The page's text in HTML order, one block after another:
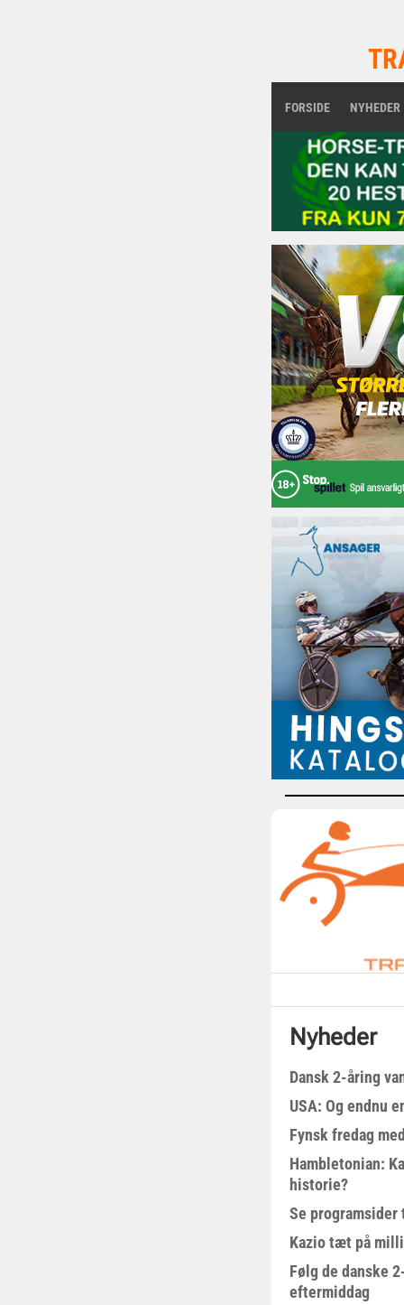
FORSIDE NYHEDER
Nyheder
Dansk 2-åring
USA: Og endnu
Fynsk fredag
Hambletonian:
historie?
Se
Kazio tæt på
Følg de danske
eftermiddag